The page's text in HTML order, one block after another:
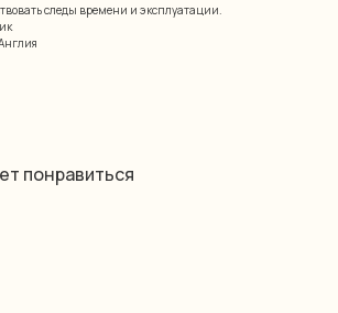
следы времени и эксплуатации.
понравиться